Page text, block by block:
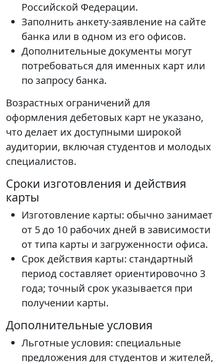
Российской Федерации.
Заполнить анкету-заявление на сайте
банка или в одном из его офисов.
Дополнительные документы могут
потребоваться для именных карт или
по запросу банка.
Возрастных ограничений для
оформления дебетовых карт не указано,
что делает их доступными широкой
аудитории, включая студентов и молодых
специалистов.
Сроки изготовления и действия
карты
Изготовление карты: обычно занимает
от 5 до 10 рабочих дней в зависимости
от типа карты и загруженности офиса.
Срок действия карты: стандартный
период составляет ориентировочно 3
года; точный срок указывается при
получении карты.
Дополнительные условия
Льготные условия: специальные
предложения для студентов и жителей,